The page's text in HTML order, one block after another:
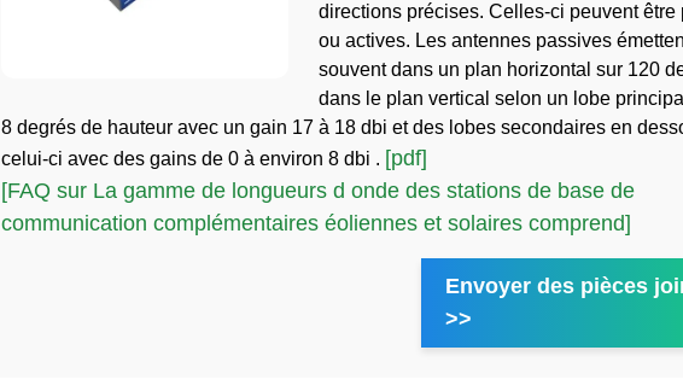
directions précises. Celles-ci peuvent être
ou actives. Les antennes passives
souvent dans un plan horizontal sur 120
dans le plan vertical selon un lobe
8 degrés de hauteur avec un gain 17 à 18 dbi et des lobes secondaires en
celui-ci avec des gains de 0 à environ 8 dbi . [pdf]
[FAQ sur La gamme de longueurs d onde des stations de base de
communication complémentaires éoliennes et solaires comprend]
Envoyer des pièces
>>